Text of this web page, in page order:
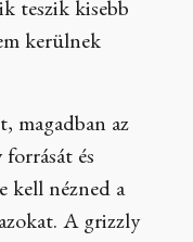
teszik kisebb
kerülnek
magadban az
és
kell nézned a
A grizzly